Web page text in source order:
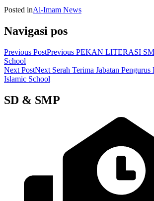
Posted inAl-Imam News
Navigasi pos
Previous PostPrevious PEKAN LITERASI
School
Next PostNext Serah Terima Jabatan
Islamic School
SD & SMP